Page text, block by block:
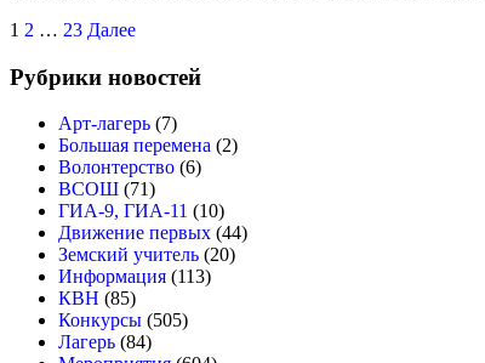
1 2 … 23 Далее
Рубрики новостей
Арт-лагерь (7)
Большая перемена (2)
Волонтерство (6)
ВСОШ (71)
ГИА-9, ГИА-11 (10)
Движение первых (44)
Земский учитель (20)
Информация (113)
КВН (85)
Конкурсы (505)
Лагерь (84)